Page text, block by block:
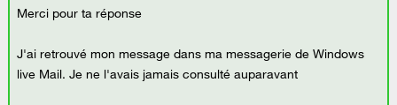
Merci pour ta réponse
J'ai retrouvé mon message dans ma messagerie de Windows
live Mail. Je ne l'avais jamais consulté auparavant